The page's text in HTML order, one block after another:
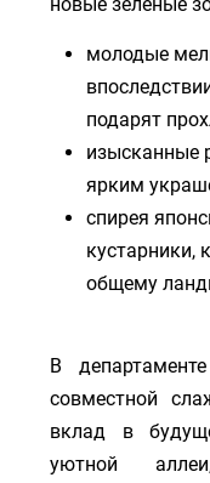
молодые
подарят
изысканные
ярким
спирея
кустарники,
общему
В
совместной
вклад в
уютной